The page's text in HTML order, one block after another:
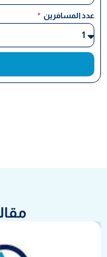
عدد المسافرين